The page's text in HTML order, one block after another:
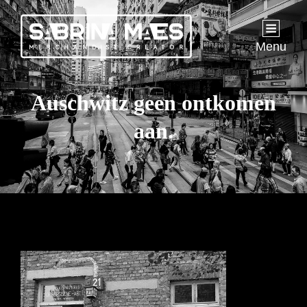
Menu
Auschwitz geen ontkomen
aan.